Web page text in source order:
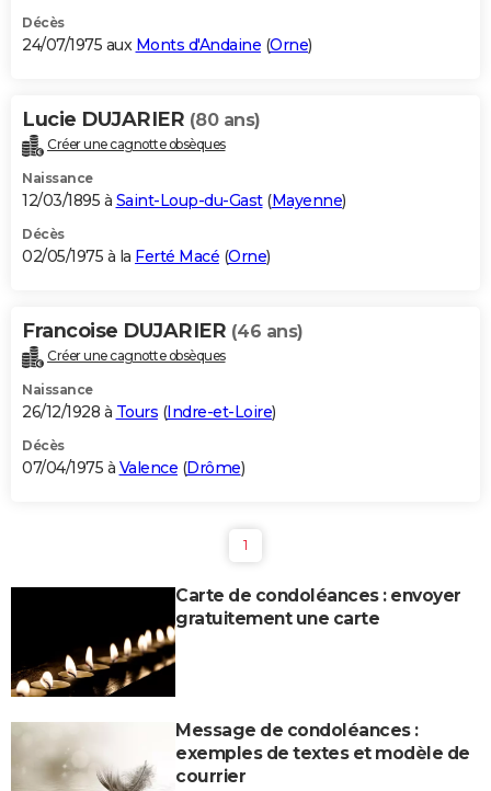
Décès
24/07/1975 aux Monts d'Andaine (Orne)
Lucie DUJARIER (80 ans)
Créer une cagnotte obsèques
Naissance
12/03/1895 à Saint-Loup-du-Gast(Mayenne)
Décès
02/05/1975 à la Ferté Macé (Orne)
Francoise DUJARIER (46 ans)
Créer une cagnotte obsèques
Naissance
26/12/1928 à Tours (Indre-et-Loire)
Décès
07/04/1975 à Valence (Drôme)
1
Carte de condoléances : envoyer
gratuitement une carte
Message de condoléances :
exemples de textes et modèle de
courrier